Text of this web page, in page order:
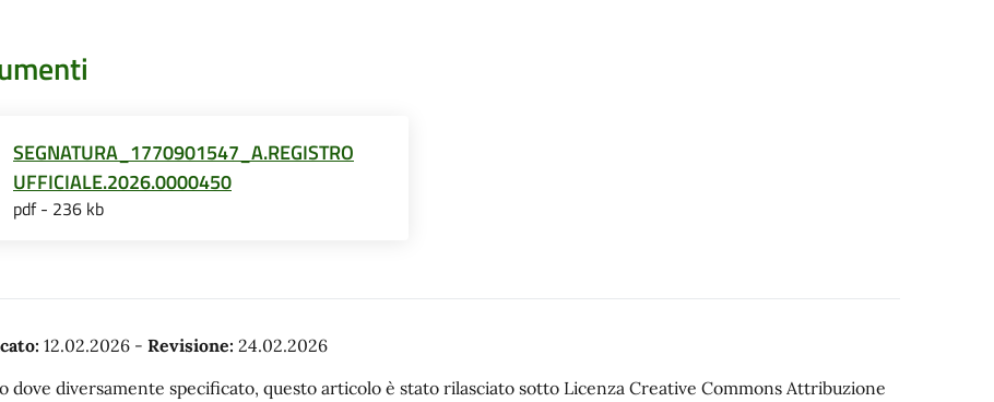
SEGNATURA_1770901547_A.REGISTRO
UFFICIALE.2026.0000450
pdf - 236 kb
12.02.2026 - Revisione: 24.02.2026
dove diversamente specificato, questo articolo è stato rilasciato sotto Licenza Creative Commons Attribuzione